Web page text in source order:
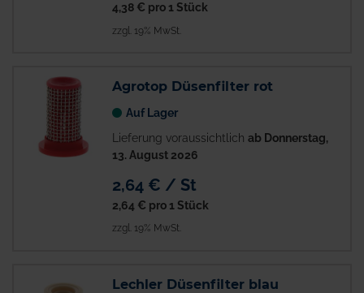
4,38 € pro 1 Stück
zzgl. 19% MwSt.
Agrotop Düsenfilter rot
Auf Lager
Lieferung voraussichtlich ab Donnerstag,
13. August 2026
2,64 € / St
2,64 € pro 1 Stück
zzgl. 19% MwSt.
Lechler Düsenfilter blau